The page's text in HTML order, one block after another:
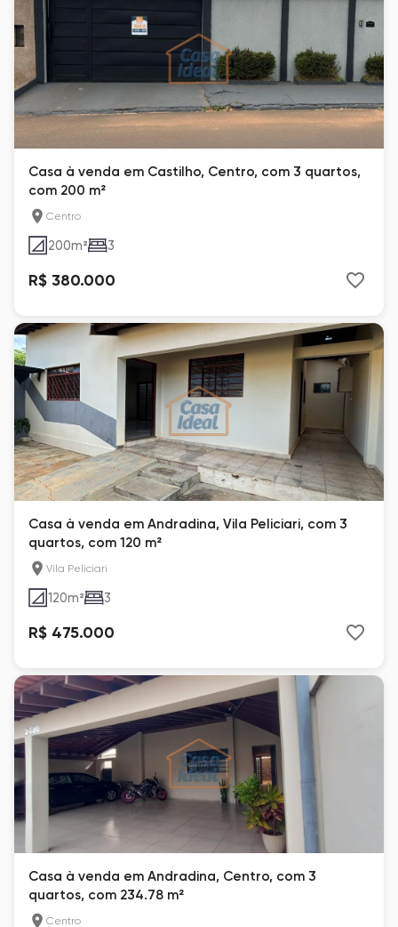
Casa à venda em Castilho, Centro, com 3 quartos,
com 200 m²
Centro
200m² 3
R$ 380.000
Casa à venda em Andradina, Vila Peliciari, com 3
quartos, com 120 m²
Vila Peliciari
120m² 3
R$ 475.000
Casa à venda em Andradina, Centro, com 3
quartos, com 234.78 m²
Centro